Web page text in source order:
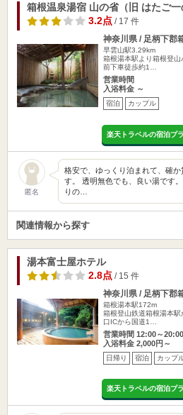
箱根温泉湯宿 山の省（旧 はたご一
3.2点 / 17 件
神奈川県 / 足柄下郡
早雲山駅3.29km
箱根湯本駅より箱根登
前下車徒歩約1…
営業時間
入浴料金 ～
宿泊 カップル
楽天トラベルの宿泊プ
匿名
格安で、ゆっくり泊まれて、確
す。 透明無色でも、良い湯です
りの…
関連情報から探す
湯本富士屋ホテル
2.8点 / 15 件
神奈川県 / 足柄下郡
箱根湯本駅172m
箱根登山鉄道箱根湯本
口ICから国道1…
営業時間 12:00～20:00
入浴料金 2,000円～
日帰り 宿泊 カップ
楽天トラベルの宿泊プ